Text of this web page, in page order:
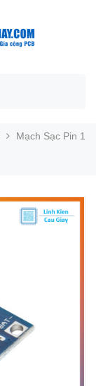
Mạch Sạc Pin 1